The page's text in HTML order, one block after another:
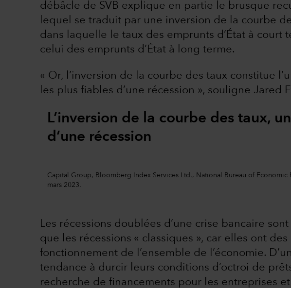
débâcle de SVB explique en partie le brusque
lequel se traduit par une inversion de la courbe
dans laquelle le taux des emprunts d’État à court
celui des emprunts d’État à long terme.
« Or, l’inversion de la courbe des taux constitue
les plus fiables d’une récession », souligne Jared
L’inversion de la courbe des taux,
d’une récession
Capital Group, Bloomberg Index Services Ltd., National Bureau of Economic
mars 2023.
Les récessions doublées d’une crise bancaire
que les récessions « classiques », car elles ont
fonctionnement de l’ensemble de l’économie.
tendance à durcir leurs conditions d’octroi de
recherche de financements pour les entreprises